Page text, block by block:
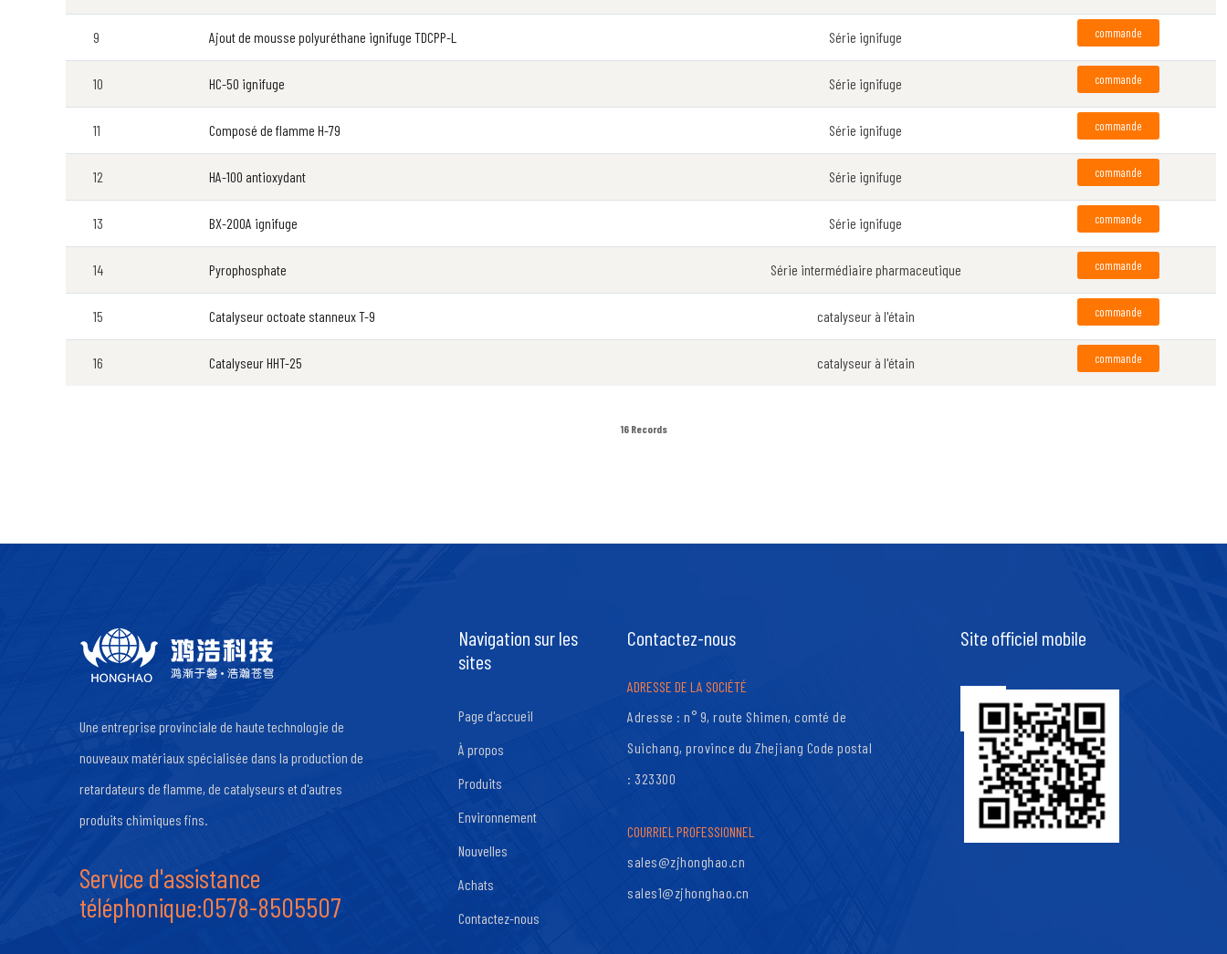
9 Ajout de mousse polyuréthane ignifuge TDCPP-L Série ignifuge commande
10 HC-50 ignifuge Série ignifuge commande
11 Composé de flamme H-79 Série ignifuge commande
12 HA-100 antioxydant Série ignifuge commande
13 BX-200A ignifuge Série ignifuge commande
14 Pyrophosphate Série intermédiaire pharmaceutique commande
15 Catalyseur octoate stanneux T-9 catalyseur à l'étain commande
16 Catalyseur HHT-25 catalyseur à l'étain commande
16 Records
Une entreprise provinciale de haute technologie de
nouveaux matériaux spécialisée dans la production de
retardateurs de flamme, de catalyseurs et d'autres
produits chimiques fins.
Service d'assistance
téléphonique:0578-8505507
Navigation sur les
sites
Page d'accueil
À propos
Produits
Environnement
Nouvelles
Achats
Contactez-nous
Contactez-nous
ADRESSE DE LA SOCIÉTÉ
Adresse : n° 9, route Shimen, comté de
Suichang, province du Zhejiang Code postal
: 323300
COURRIEL PROFESSIONNEL
sales@zjhonghao.cn
sales1@zjhonghao.cn
Site officiel mobile